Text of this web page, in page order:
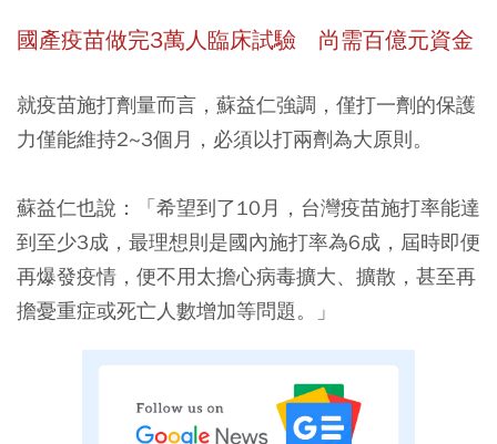
國產疫苗做完3萬人臨床試驗 尚需百億元資金
就疫苗施打劑量而言，蘇益仁強調， 僅打一劑的保護
力僅能維持2~3個月，必須以打兩劑為大原則。
蘇益仁也說：「希望到了10月，台灣疫苗施打率能達
到至少3成，最理想則是國內施打率為6成，屆時即便
再爆發疫情，便不用太擔心病毒擴大、擴散，甚至再
擔憂重症或死亡人數增加等問題。」